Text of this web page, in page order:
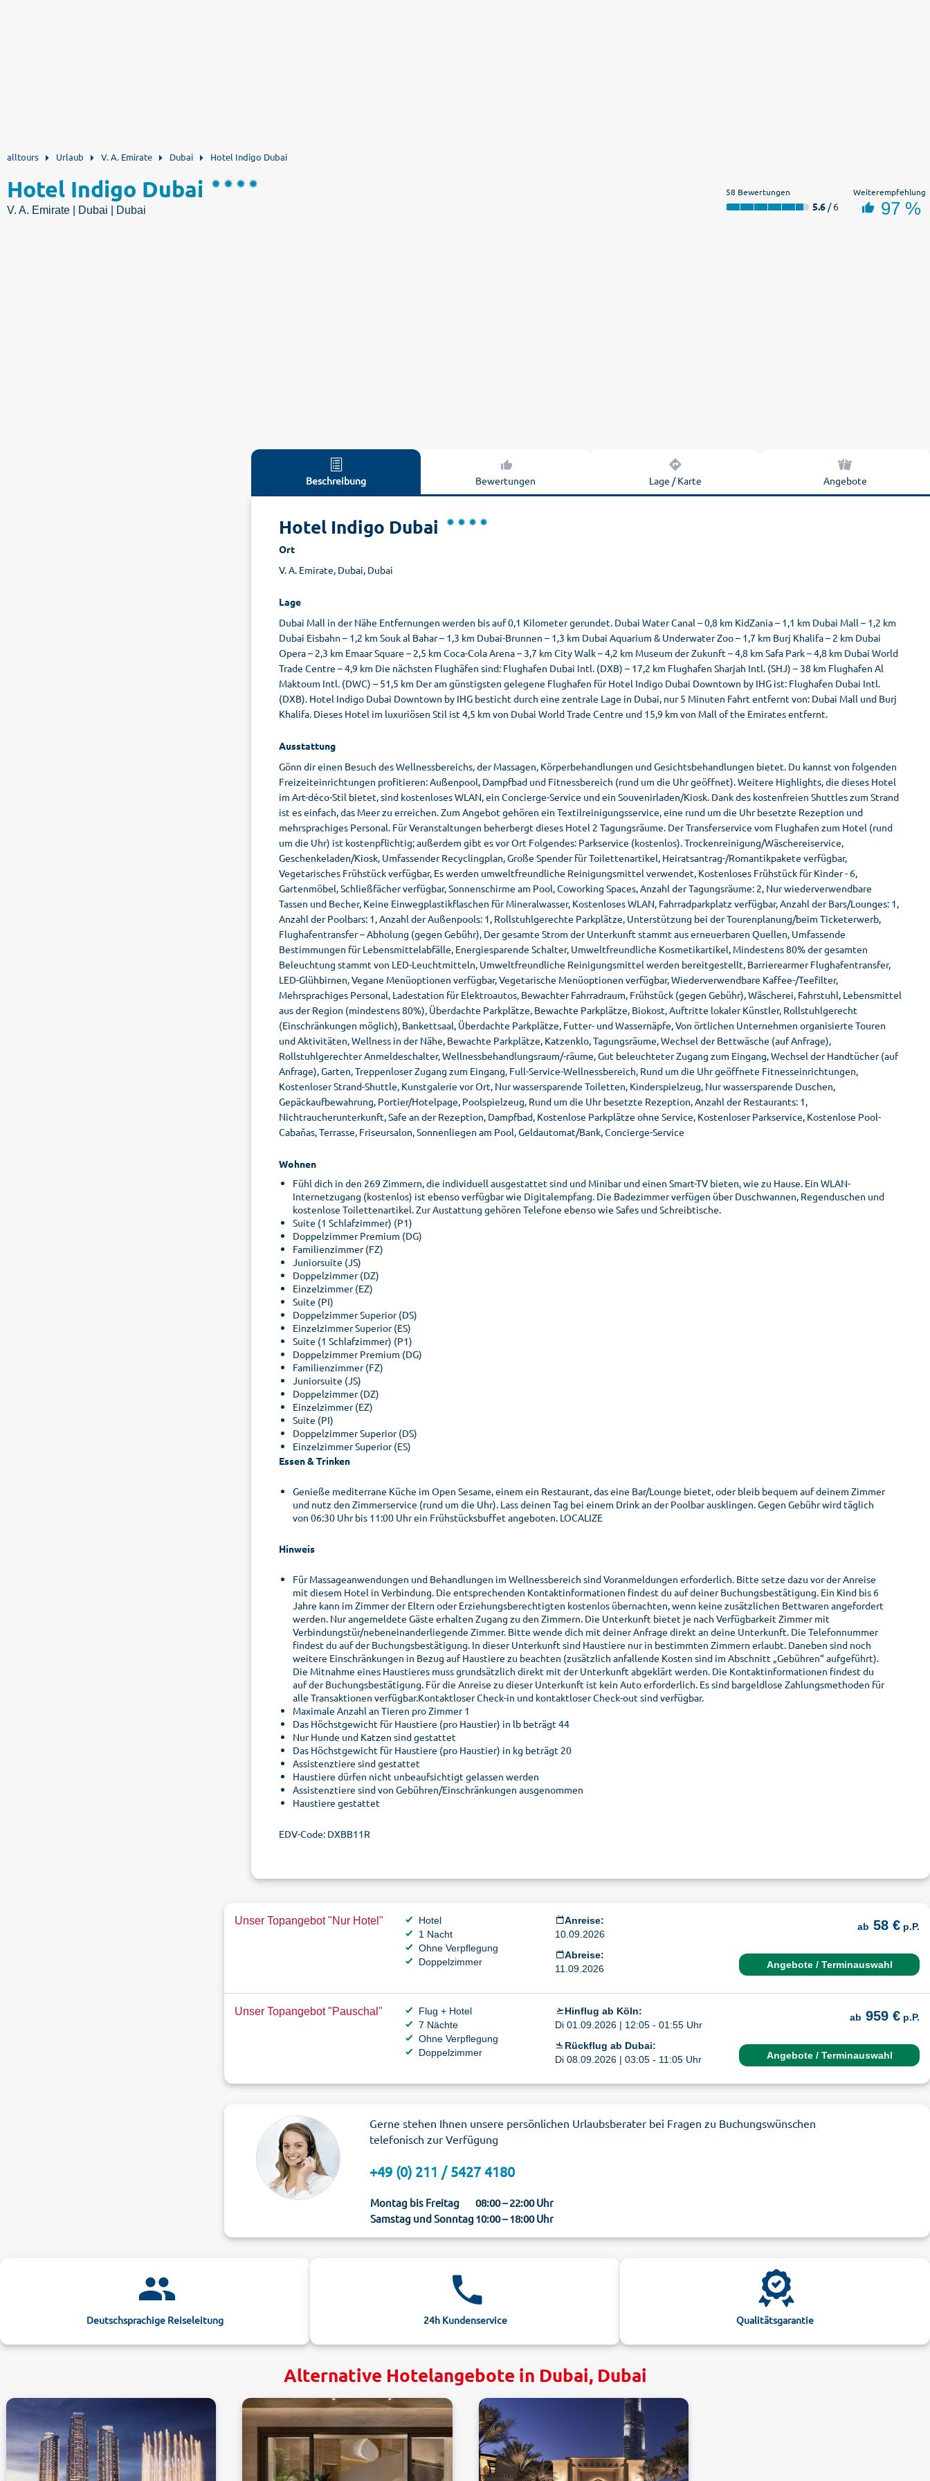
alltours Urlaub V. A. Emirate Dubai Hotel Indigo Dubai
Hotel Indigo Dubai
V. A. Emirate | Dubai | Dubai
58 Bewertungen
5.6 / 6
Weiterempfehlung
97 %
Beschreibung Bewertungen Lage / Karte Angebote
Hotel Indigo Dubai
Ort
V. A. Emirate, Dubai, Dubai
Lage
Dubai Mall in der Nähe Entfernungen werden bis auf 0,1 Kilometer gerundet. Dubai Water Canal – 0,8 km KidZania – 1,1 km Dubai Mall – 1,2 km
Dubai Eisbahn – 1,2 km Souk al Bahar – 1,3 km Dubai-Brunnen – 1,3 km Dubai Aquarium & Underwater Zoo – 1,7 km Burj Khalifa – 2 km Dubai
Opera – 2,3 km Emaar Square – 2,5 km Coca-Cola Arena – 3,7 km City Walk – 4,2 km Museum der Zukunft – 4,8 km Safa Park – 4,8 km Dubai World
Trade Centre – 4,9 km Die nächsten Flughäfen sind: Flughafen Dubai Intl. (DXB) – 17,2 km Flughafen Sharjah Intl. (SHJ) – 38 km Flughafen Al
Maktoum Intl. (DWC) – 51,5 km Der am günstigsten gelegene Flughafen für Hotel Indigo Dubai Downtown by IHG ist: Flughafen Dubai Intl.
(DXB). Hotel Indigo Dubai Downtown by IHG besticht durch eine zentrale Lage in Dubai, nur 5 Minuten Fahrt entfernt von: Dubai Mall und Burj
Khalifa. Dieses Hotel im luxuriösen Stil ist 4,5 km von Dubai World Trade Centre und 15,9 km von Mall of the Emirates entfernt.
Ausstattung
Gönn dir einen Besuch des Wellnessbereichs, der Massagen, Körperbehandlungen und Gesichtsbehandlungen bietet. Du kannst von folgenden
Freizeiteinrichtungen profitieren: Außenpool, Dampfbad und Fitnessbereich (rund um die Uhr geöffnet). Weitere Highlights, die dieses Hotel
im Art-déco-Stil bietet, sind kostenloses WLAN, ein Concierge-Service und ein Souvenirladen/Kiosk. Dank des kostenfreien Shuttles zum Strand
ist es einfach, das Meer zu erreichen. Zum Angebot gehören ein Textilreinigungsservice, eine rund um die Uhr besetzte Rezeption und
mehrsprachiges Personal. Für Veranstaltungen beherbergt dieses Hotel 2 Tagungsräume. Der Transferservice vom Flughafen zum Hotel (rund
um die Uhr) ist kostenpflichtig; außerdem gibt es vor Ort Folgendes: Parkservice (kostenlos). Trockenreinigung/Wäschereiservice,
Geschenkeladen/Kiosk, Umfassender Recyclingplan, Große Spender für Toilettenartikel, Heiratsantrag-/Romantikpakete verfügbar,
Vegetarisches Frühstück verfügbar, Es werden umweltfreundliche Reinigungsmittel verwendet, Kostenloses Frühstück für Kinder - 6,
Gartenmöbel, Schließfächer verfügbar, Sonnenschirme am Pool, Coworking Spaces, Anzahl der Tagungsräume: 2, Nur wiederverwendbare
Tassen und Becher, Keine Einwegplastikflaschen für Mineralwasser, Kostenloses WLAN, Fahrradparkplatz verfügbar, Anzahl der Bars/Lounges: 1,
Anzahl der Poolbars: 1, Anzahl der Außenpools: 1, Rollstuhlgerechte Parkplätze, Unterstützung bei der Tourenplanung/beim Ticketerwerb,
Flughafentransfer – Abholung (gegen Gebühr), Der gesamte Strom der Unterkunft stammt aus erneuerbaren Quellen, Umfassende
Bestimmungen für Lebensmittelabfälle, Energiesparende Schalter, Umweltfreundliche Kosmetikartikel, Mindestens 80% der gesamten
Beleuchtung stammt von LED-Leuchtmitteln, Umweltfreundliche Reinigungsmittel werden bereitgestellt, Barrierearmer Flughafentransfer,
LED-Glühbirnen, Vegane Menüoptionen verfügbar, Vegetarische Menüoptionen verfügbar, Wiederverwendbare Kaffee-/Teefilter,
Mehrsprachiges Personal, Ladestation für Elektroautos, Bewachter Fahrradraum, Frühstück (gegen Gebühr), Wäscherei, Fahrstuhl, Lebensmittel
aus der Region (mindestens 80%), Überdachte Parkplätze, Bewachte Parkplätze, Biokost, Auftritte lokaler Künstler, Rollstuhlgerecht
(Einschränkungen möglich), Bankettsaal, Überdachte Parkplätze, Futter- und Wassernäpfe, Von örtlichen Unternehmen organisierte Touren
und Aktivitäten, Wellness in der Nähe, Bewachte Parkplätze, Katzenklo, Tagungsräume, Wechsel der Bettwäsche (auf Anfrage),
Rollstuhlgerechter Anmeldeschalter, Wellnessbehandlungsraum/-räume, Gut beleuchteter Zugang zum Eingang, Wechsel der Handtücher (auf
Anfrage), Garten, Treppenloser Zugang zum Eingang, Full-Service-Wellnessbereich, Rund um die Uhr geöffnete Fitnesseinrichtungen,
Kostenloser Strand-Shuttle, Kunstgalerie vor Ort, Nur wassersparende Toiletten, Kinderspielzeug, Nur wassersparende Duschen,
Gepäckaufbewahrung, Portier/Hotelpage, Poolspielzeug, Rund um die Uhr besetzte Rezeption, Anzahl der Restaurants: 1,
Nichtraucherunterkunft, Safe an der Rezeption, Dampfbad, Kostenlose Parkplätze ohne Service, Kostenloser Parkservice, Kostenlose Pool-
Cabañas, Terrasse, Friseursalon, Sonnenliegen am Pool, Geldautomat/Bank, Concierge-Service
Wohnen
Fühl dich in den 269 Zimmern, die individuell ausgestattet sind und Minibar und einen Smart-TV bieten, wie zu Hause. Ein WLAN-
Internetzugang (kostenlos) ist ebenso verfügbar wie Digitalempfang. Die Badezimmer verfügen über Duschwannen, Regenduschen und
kostenlose Toilettenartikel. Zur Austattung gehören Telefone ebenso wie Safes und Schreibtische.
Suite (1 Schlafzimmer) (P1)
Doppelzimmer Premium (DG)
Familienzimmer (FZ)
Juniorsuite (JS)
Doppelzimmer (DZ)
Einzelzimmer (EZ)
Suite (PI)
Doppelzimmer Superior (DS)
Einzelzimmer Superior (ES)
Suite (1 Schlafzimmer) (P1)
Doppelzimmer Premium (DG)
Familienzimmer (FZ)
Juniorsuite (JS)
Doppelzimmer (DZ)
Einzelzimmer (EZ)
Suite (PI)
Doppelzimmer Superior (DS)
Einzelzimmer Superior (ES)
Essen & Trinken
Genieße mediterrane Küche im Open Sesame, einem ein Restaurant, das eine Bar/Lounge bietet, oder bleib bequem auf deinem Zimmer
und nutz den Zimmerservice (rund um die Uhr). Lass deinen Tag bei einem Drink an der Poolbar ausklingen. Gegen Gebühr wird täglich
von 06:30 Uhr bis 11:00 Uhr ein Frühstücksbuffet angeboten. LOCALIZE
Hinweis
Für Massageanwendungen und Behandlungen im Wellnessbereich sind Voranmeldungen erforderlich. Bitte setze dazu vor der Anreise
mit diesem Hotel in Verbindung. Die entsprechenden Kontaktinformationen findest du auf deiner Buchungsbestätigung. Ein Kind bis 6
Jahre kann im Zimmer der Eltern oder Erziehungsberechtigten kostenlos übernachten, wenn keine zusätzlichen Bettwaren angefordert
werden. Nur angemeldete Gäste erhalten Zugang zu den Zimmern. Die Unterkunft bietet je nach Verfügbarkeit Zimmer mit
Verbindungstür/nebeneinanderliegende Zimmer. Bitte wende dich mit deiner Anfrage direkt an deine Unterkunft. Die Telefonnummer
findest du auf der Buchungsbestätigung. In dieser Unterkunft sind Haustiere nur in bestimmten Zimmern erlaubt. Daneben sind noch
weitere Einschränkungen in Bezug auf Haustiere zu beachten (zusätzlich anfallende Kosten sind im Abschnitt „Gebühren“ aufgeführt).
Die Mitnahme eines Haustieres muss grundsätzlich direkt mit der Unterkunft abgeklärt werden. Die Kontaktinformationen findest du
auf der Buchungsbestätigung. Für die Anreise zu dieser Unterkunft ist kein Auto erforderlich. Es sind bargeldlose Zahlungsmethoden für
alle Transaktionen verfügbar.Kontaktloser Check-in und kontaktloser Check-out sind verfügbar.
Maximale Anzahl an Tieren pro Zimmer 1
Das Höchstgewicht für Haustiere (pro Haustier) in lb beträgt 44
Nur Hunde und Katzen sind gestattet
Das Höchstgewicht für Haustiere (pro Haustier) in kg beträgt 20
Assistenztiere sind gestattet
Haustiere dürfen nicht unbeaufsichtigt gelassen werden
Assistenztiere sind von Gebühren/Einschränkungen ausgenommen
Haustiere gestattet
EDV-Code: DXBB11R
Unser Topangebot "Nur Hotel"
Hotel
1 Nacht
Ohne Verpflegung
Doppelzimmer
Anreise:
10.09.2026
Abreise:
11.09.2026
ab 58 € p.P.
Angebote / Terminauswahl
Unser Topangebot "Pauschal"
Flug + Hotel
7 Nächte
Ohne Verpflegung
Doppelzimmer
Hinflug ab Köln:
Di 01.09.2026 | 12:05 - 01:55 Uhr
Rückflug ab Dubai:
Di 08.09.2026 | 03:05 - 11:05 Uhr
ab 959 € p.P.
Angebote / Terminauswahl
Gerne stehen Ihnen unsere persönlichen Urlaubsberater bei Fragen zu Buchungswünschen
telefonisch zur Verfügung
+49 (0) 211 / 5427 4180
Montag bis Freitag
08:00 – 22:00 Uhr
Samstag und Sonntag10:00 – 18:00 Uhr
Deutschsprachige Reiseleitung 24h Kundenservice Qualitätsgarantie
Alternative Hotelangebote in Dubai, Dubai